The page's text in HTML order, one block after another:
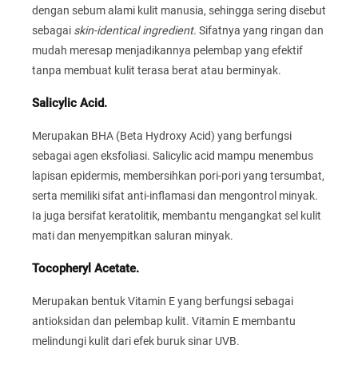
dengan sebum alami kulit manusia, sehingga sering disebut
sebagai skin-identical ingredient. Sifatnya yang ringan dan
mudah meresap menjadikannya pelembap yang efektif
tanpa membuat kulit terasa berat atau berminyak.
Salicylic Acid.
Merupakan BHA (Beta Hydroxy Acid) yang berfungsi
sebagai agen eksfoliasi. Salicylic acid mampu menembus
lapisan epidermis, membersihkan pori-pori yang tersumbat,
serta memiliki sifat anti-inflamasi dan mengontrol minyak.
Ia juga bersifat keratolitik, membantu mengangkat sel kulit
mati dan menyempitkan saluran minyak.
Tocopheryl Acetate.
Merupakan bentuk Vitamin E yang berfungsi sebagai
antioksidan dan pelembap kulit. Vitamin E membantu
melindungi kulit dari efek buruk sinar UVB.